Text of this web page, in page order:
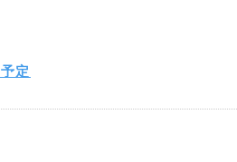
定